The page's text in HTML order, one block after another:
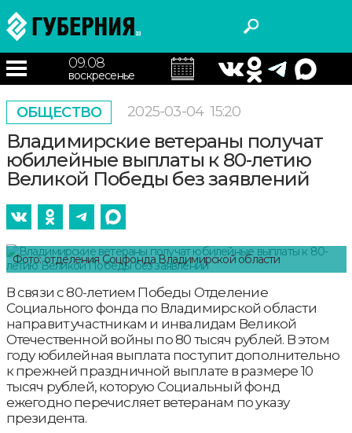
09.08
воскресенье
ОБЩЕСТВО 2025-03-04 15:20
Владимирские ветераны получат
юбилейные выплаты к 80-летию
Великой Победы без заявлений
Фото: отделения Соцфонда Владимирской области
В связи с 80-летием Победы Отделение
Социального фонда по Владимирской области
направит участникам и инвалидам Великой
Отечественной войны по 80 тысяч рублей. В этом
году юбилейная выплата поступит дополнительно
к прежней праздничной выплате в размере 10
тысяч рублей, которую Социальный фонд
ежегодно перечисляет ветеранам по указу
президента.